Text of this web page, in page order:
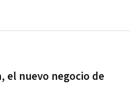
el nuevo negocio de